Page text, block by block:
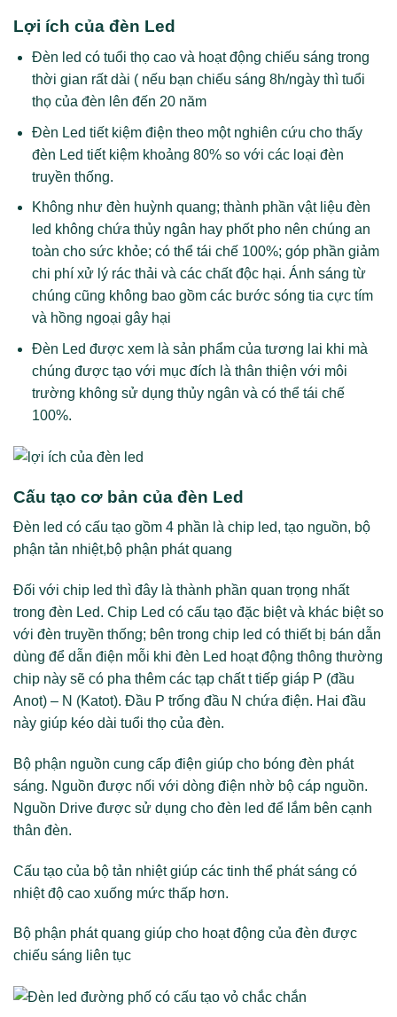
Lợi ích của đèn Led
Đèn led có tuổi thọ cao và hoạt động chiếu sáng trong
thời gian rất dài ( nếu bạn chiếu sáng 8h/ngày thì tuổi
thọ của đèn lên đến 20 năm
Đèn Led tiết kiệm điện theo một nghiên cứu cho thấy
đèn Led tiết kiệm khoảng 80% so với các loại đèn
truyền thống.
Không như đèn huỳnh quang; thành phần vật liệu đèn
led không chứa thủy ngân hay phốt pho nên chúng an
toàn cho sức khỏe; có thể tái chế 100%; góp phần giảm
chi phí xử lý rác thải và các chất độc hại. Ánh sáng từ
chúng cũng không bao gồm các bước sóng tia cực tím
và hồng ngoại gây hại
Đèn Led được xem là sản phẩm của tương lai khi mà
chúng được tạo với mục đích là thân thiện với môi
trường không sử dụng thủy ngân và có thể tái chế
100%.
Cấu tạo cơ bản của đèn Led
Đèn led có cấu tạo gồm 4 phần là chip led, tạo nguồn, bộ
phận tản nhiệt,bộ phận phát quang
Đối với chip led thì đây là thành phần quan trọng nhất
trong đèn Led. Chip Led có cấu tạo đặc biệt và khác biệt so
với đèn truyền thống; bên trong chip led có thiết bị bán dẫn
dùng để dẫn điện mỗi khi đèn Led hoạt động thông thường
chip này sẽ có pha thêm các tạp chất t tiếp giáp P (đầu
Anot) – N (Katot). Đầu P trống đầu N chứa điện. Hai đầu
này giúp kéo dài tuổi thọ của đèn.
Bộ phận nguồn cung cấp điện giúp cho bóng đèn phát
sáng. Nguồn được nối với dòng điện nhờ bộ cáp nguồn.
Nguồn Drive được sử dụng cho đèn led để lắm bên cạnh
thân đèn.
Cấu tạo của bộ tản nhiệt giúp các tinh thể phát sáng có
nhiệt độ cao xuống mức thấp hơn.
Bộ phận phát quang giúp cho hoạt động của đèn được
chiếu sáng liên tục